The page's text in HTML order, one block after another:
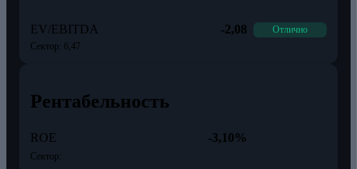
EV/EBITDA
Сектор: 6,47
-2,08 Отлично
Рентабельность
ROE
Сектор:
-3,10%